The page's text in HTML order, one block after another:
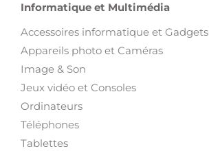
Informatique et Multimédia
Accessoires informatique et Gadgets
Appareils photo et Caméras
Image & Son
Jeux vidéo et Consoles
Ordinateurs
Téléphones
Tablettes